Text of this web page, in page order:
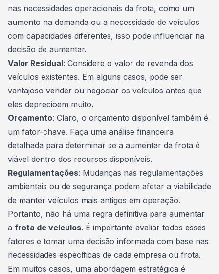
nas necessidades operacionais da frota, como um
aumento na demanda ou a necessidade de veículos
com capacidades diferentes, isso pode influenciar na
decisão de aumentar.
Valor Residual: Considere o valor de revenda dos
veículos existentes. Em alguns casos, pode ser
vantajoso vender ou negociar os veículos antes que
eles deprecioem muito.
Orçamento: Claro, o orçamento disponível também é
um fator-chave. Faça uma análise financeira
detalhada para determinar se a aumentar da frota é
viável dentro dos recursos disponíveis.
Regulamentações: Mudanças nas regulamentações
ambientais ou de segurança podem afetar a viabilidade
de manter veículos mais antigos em operação.
Portanto, não há uma regra definitiva para aumentar
a frota de veículos. É importante avaliar todos esses
fatores e tomar uma decisão informada com base nas
necessidades específicas de cada empresa ou frota.
Em muitos casos, uma abordagem estratégica é